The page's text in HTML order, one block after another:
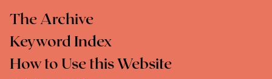
The Archive
Keyword Index
How to Use this Website